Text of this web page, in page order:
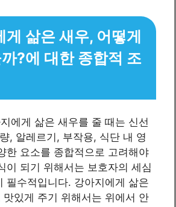
게 삶은 새우, 어떻게
?에 대한 종합적 조
에게 삶은 새우를 줄 때는 신선
, 알레르기, 부작용, 식단 내 영
한 요소를 종합적으로 고려해야
이 되기 위해서는 보호자의 세심
필수적입니다. 강아지에게 삶은
있게 주기 위해서는 위에서 안